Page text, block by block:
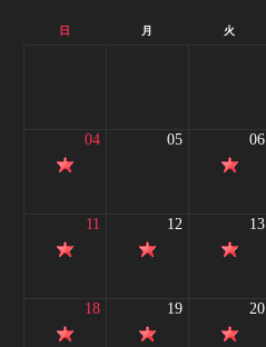
日 月 火
04 05 06
11 12 13
18 19 20